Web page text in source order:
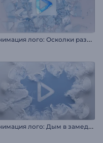
А
нимация лого: Осколки разбитого стекла
А
нимация лого: Дым в замедленной съемке